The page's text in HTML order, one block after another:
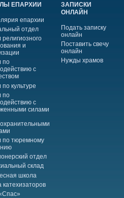
ЕПАРХИИ
епархии
отдел
и
по
с
культуре
по
с
силами
по тюремному
отдел
склад
школа
катехизаторов
ЗАПИСКИ
ОНЛАЙН
Подать записку
онлайн
Поставить свечу
онлайн
Нужды храмов